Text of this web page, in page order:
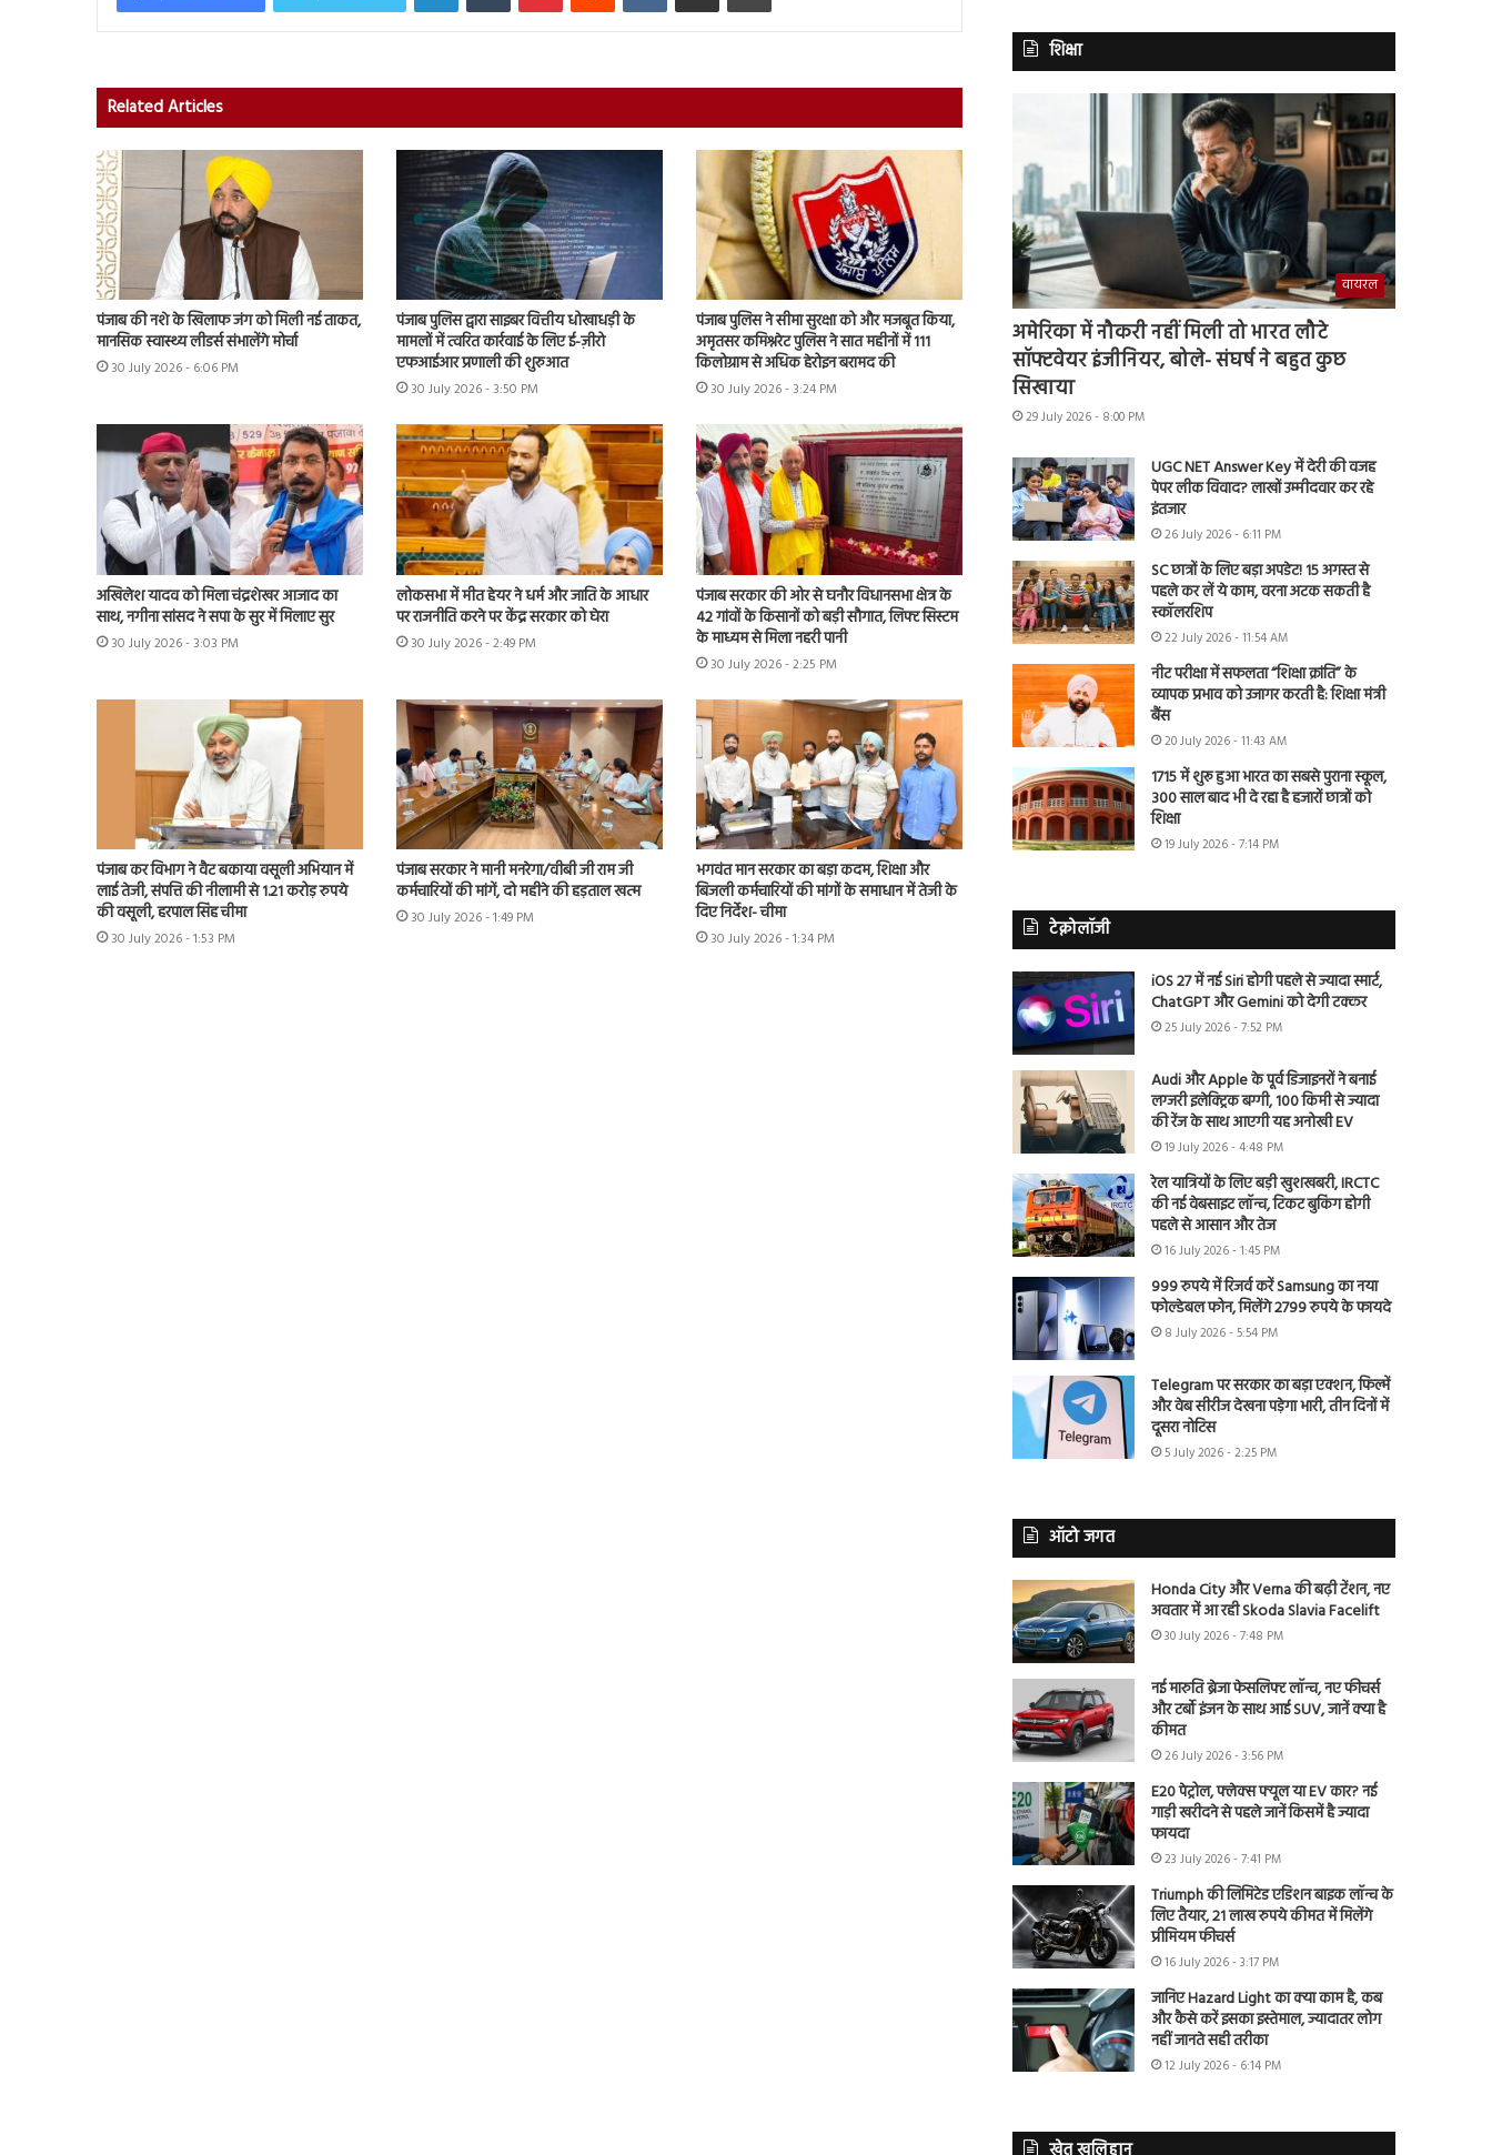
Related Articles
पंजाब की नशे के खिलाफ जंग को मिली नई ताकत,
मानसिक स्वास्थ्य लीडर्स संभालेंगे मोर्चा
30 July 2026 - 6:06 PM
पंजाब पुलिस द्वारा साइबर वित्तीय धोखाधड़ी के
मामलों में त्वरित कार्रवाई के लिए ई-ज़ीरो
एफआईआर प्रणाली की शुरुआत
30 July 2026 - 3:50 PM
पंजाब पुलिस ने सीमा सुरक्षा को और मजबूत किया,
अमृतसर कमिश्नरेट पुलिस ने सात महीनों में 111
किलोग्राम से अधिक हेरोइन बरामद की
30 July 2026 - 3:24 PM
अखिलेश यादव को मिला चंद्रशेखर आजाद का
साथ, नगीना सांसद ने सपा के सुर में मिलाए सुर
30 July 2026 - 3:03 PM
लोकसभा में मीत हेयर ने धर्म और जाति के आधार
पर राजनीति करने पर केंद्र सरकार को घेरा
30 July 2026 - 2:49 PM
पंजाब सरकार की ओर से घनौर विधानसभा क्षेत्र के
42 गांवों के किसानों को बड़ी सौगात, लिफ्ट सिस्टम
के माध्यम से मिला नहरी पानी
30 July 2026 - 2:25 PM
पंजाब कर विभाग ने वैट बकाया वसूली अभियान में
लाई तेजी, संपत्ति की नीलामी से 1.21 करोड़ रुपये
की वसूली, हरपाल सिंह चीमा
30 July 2026 - 1:53 PM
पंजाब सरकार ने मानी मनरेगा/वीबी जी राम जी
कर्मचारियों की मांगें, दो महीने की हड़ताल खत्म
30 July 2026 - 1:49 PM
भगवंत मान सरकार का बड़ा कदम, शिक्षा और
बिजली कर्मचारियों की मांगों के समाधान में तेजी के
दिए निर्देश- चीमा
30 July 2026 - 1:34 PM
शिक्षा
वायरल
अमेरिका में नौकरी नहीं मिली तो भारत लौटे
सॉफ्टवेयर इंजीनियर, बोले- संघर्ष ने बहुत कुछ
सिखाया
29 July 2026 - 8:00 PM
UGC NET Answer Key में देरी की वजह
पेपर लीक विवाद? लाखों उम्मीदवार कर रहे
इंतजार
26 July 2026 - 6:11 PM
SC छात्रों के लिए बड़ा अपडेट! 15 अगस्त से
पहले कर लें ये काम, वरना अटक सकती है
स्कॉलरशिप
22 July 2026 - 11:54 AM
नीट परीक्षा में सफलता “शिक्षा क्रांति” के
व्यापक प्रभाव को उजागर करती है: शिक्षा मंत्री
बैंस
20 July 2026 - 11:43 AM
1715 में शुरू हुआ भारत का सबसे पुराना स्कूल,
300 साल बाद भी दे रहा है हजारों छात्रों को
शिक्षा
19 July 2026 - 7:14 PM
टेक्नोलॉजी
iOS 27 में नई Siri होगी पहले से ज्यादा स्मार्ट,
ChatGPT और Gemini को देगी टक्कर
25 July 2026 - 7:52 PM
Audi और Apple के पूर्व डिजाइनरों ने बनाई
लग्जरी इलेक्ट्रिक बग्गी, 100 किमी से ज्यादा
की रेंज के साथ आएगी यह अनोखी EV
19 July 2026 - 4:48 PM
रेल यात्रियों के लिए बड़ी खुशखबरी, IRCTC
की नई वेबसाइट लॉन्च, टिकट बुकिंग होगी
पहले से आसान और तेज
16 July 2026 - 1:45 PM
999 रुपये में रिजर्व करें Samsung का नया
फोल्डेबल फोन, मिलेंगे 2799 रुपये के फायदे
8 July 2026 - 5:54 PM
Telegram पर सरकार का बड़ा एक्शन, फिल्में
और वेब सीरीज देखना पड़ेगा भारी, तीन दिनों में
दूसरा नोटिस
5 July 2026 - 2:25 PM
ऑटो जगत
Honda City और Verna की बढ़ी टेंशन, नए
अवतार में आ रही Skoda Slavia Facelift
30 July 2026 - 7:48 PM
नई मारुति ब्रेजा फेसलिफ्ट लॉन्च, नए फीचर्स
और टर्बो इंजन के साथ आई SUV, जानें क्या है
कीमत
26 July 2026 - 3:56 PM
E20 पेट्रोल, फ्लेक्स फ्यूल या EV कार? नई
गाड़ी खरीदने से पहले जानें किसमें है ज्यादा
फायदा
23 July 2026 - 7:41 PM
Triumph की लिमिटेड एडिशन बाइक लॉन्च के
लिए तैयार, 21 लाख रुपये कीमत में मिलेंगे
प्रीमियम फीचर्स
16 July 2026 - 3:17 PM
जानिए Hazard Light का क्या काम है, कब
और कैसे करें इसका इस्तेमाल, ज्यादातर लोग
नहीं जानते सही तरीका
12 July 2026 - 6:14 PM